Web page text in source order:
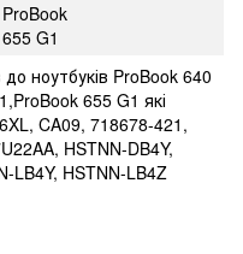
ProBook
655 G1
ноутбуків ProBook 640
655 G1 які
CA09, 718678-421,
HSTNN-DB4Y,
LB4Y, HSTNN-LB4Z